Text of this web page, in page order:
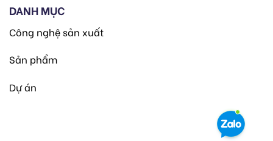
DANH MỤC
Công nghệ sản xuất
Sản phẩm
Dự án